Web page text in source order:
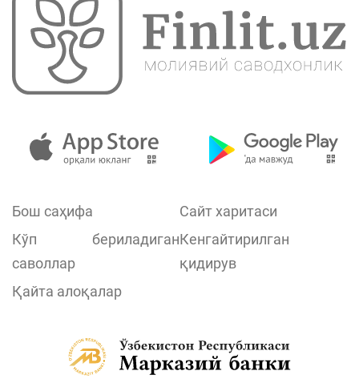
Бош саҳифа
Сайт харитаси
Кўп бериладиган
саволлар
Кенгайтирилган
қидирув
Қайта алоқалар